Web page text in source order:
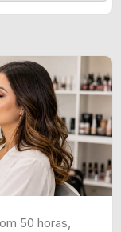
50 horas,